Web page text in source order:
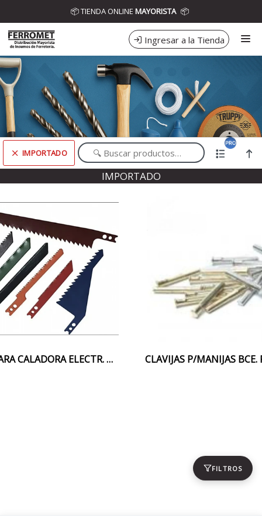
📦 TIENDA ONLINE MAYORISTA 📦
Ingresar a la Tienda
CÓMO COMPRAR
CONTACTO
IMPORTADO
Comprá online productos de IMPORTADO en DISTRIBUIDORA FERROMET
FILTROS
IMPORTADO
JGO.8 HOJAS PARA CALADORA ELECTR. BLACK BULL